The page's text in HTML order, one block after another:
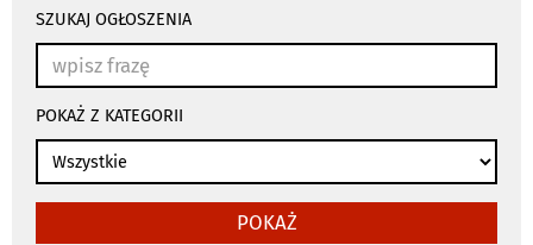
wyszukiwania
automatycznie
SZUKAJ OGŁOSZENIA
POKAŻ Z KATEGORII
POKAŻ